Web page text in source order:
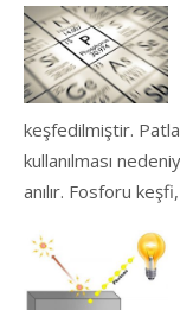
keşfedilmiştir.
kullanılması
anılır. Fosforu